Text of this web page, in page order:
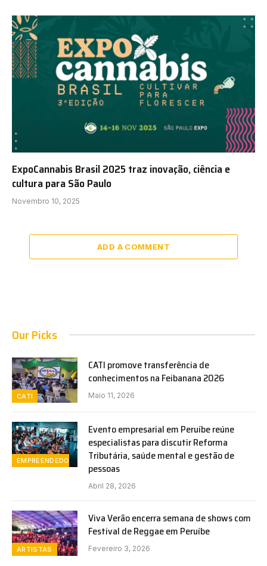
ExpoCannabis Brasil 2025 traz inovação, ciência e
cultura para São Paulo
Novembro 10, 2025
ADD A COMMENT
Our Picks
CATI
CATI promove transferência de
conhecimentos na Feibanana 2026
Maio 11, 2026
EMPREENDEDORISMO
Evento empresarial em Peruíbe reúne
especialistas para discutir Reforma
Tributária, saúde mental e gestão de
pessoas
Abril 28, 2026
ARTISTAS
Viva Verão encerra semana de shows com
Festival de Reggae em Peruíbe
Fevereiro 3, 2026